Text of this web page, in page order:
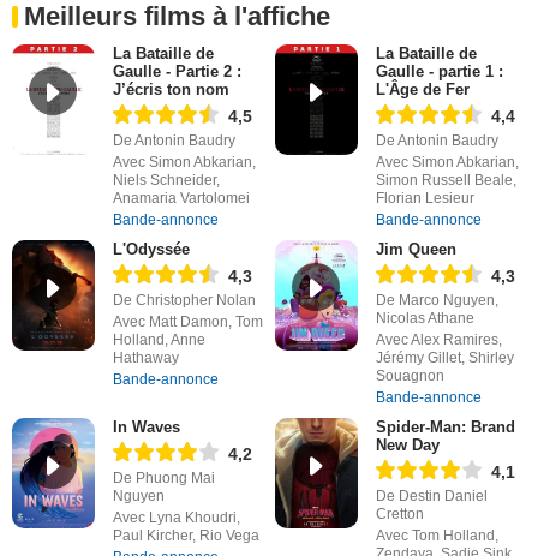
Meilleurs films à l'affiche
La Bataille de
Gaulle - Partie 2 :
J’écris ton nom
4,5
De Antonin Baudry
Avec Simon Abkarian,
Niels Schneider,
Anamaria Vartolomei
Bande-annonce
La Bataille de
Gaulle - partie 1 :
L'Âge de Fer
4,4
De Antonin Baudry
Avec Simon Abkarian,
Simon Russell Beale,
Florian Lesieur
Bande-annonce
L'Odyssée
4,3
De Christopher Nolan
Avec Matt Damon, Tom
Holland, Anne
Hathaway
Bande-annonce
Jim Queen
4,3
De Marco Nguyen,
Nicolas Athane
Avec Alex Ramires,
Jérémy Gillet, Shirley
Souagnon
Bande-annonce
In Waves
4,2
De Phuong Mai
Nguyen
Avec Lyna Khoudri,
Paul Kircher, Rio Vega
Spider-Man: Brand
New Day
4,1
De Destin Daniel
Cretton
Avec Tom Holland,